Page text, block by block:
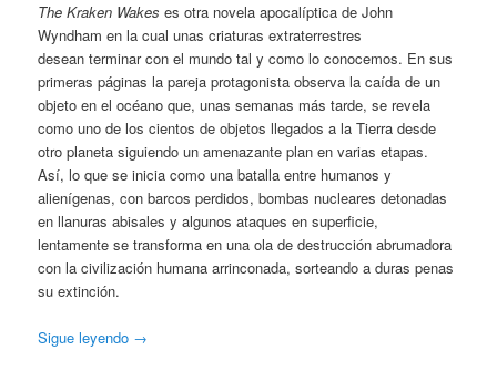
The Kraken Wakes es otra novela apocalíptica de John
Wyndham en la cual unas criaturas extraterrestres
desean terminar con el mundo tal y como lo conocemos. En sus
primeras páginas la pareja protagonista observa la caída de un
objeto en el océano que, unas semanas más tarde, se revela
como uno de los cientos de objetos llegados a la Tierra desde
otro planeta siguiendo un amenazante plan en varias etapas.
Así, lo que se inicia como una batalla entre humanos y
alienígenas, con barcos perdidos, bombas nucleares detonadas
en llanuras abisales y algunos ataques en superficie,
lentamente se transforma en una ola de destrucción abrumadora
con la civilización humana arrinconada, sorteando a duras penas
su extinción.
Sigue leyendo →